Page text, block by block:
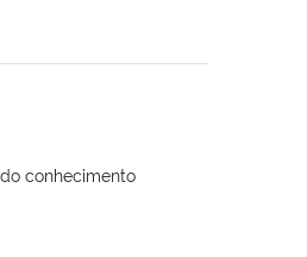
conhecimento